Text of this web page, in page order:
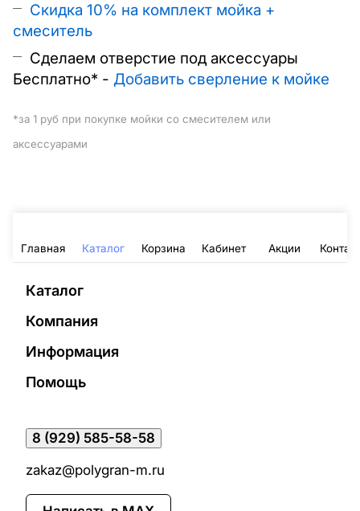
Скидка 10% на комплект мойка +
смеситель
Сделаем отверстие под аксессуары
Бесплатно* - Добавить сверление к мойке
*за 1 руб при покупке мойки со смесителем или
аксессуарами
Главная Каталог Корзина Кабинет Акции
Каталог
Компания
Информация
Помощь
8 (929) 585-58-58
zakaz@polygran-m.ru